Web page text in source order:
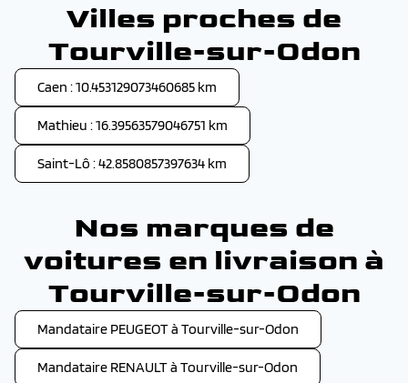
Villes proches de
Tourville-sur-Odon
Caen : 10.453129073460685 km
Mathieu : 16.39563579046751 km
Saint-Lô : 42.8580857397634 km
Nos marques de
voitures en livraison à
Tourville-sur-Odon
Mandataire PEUGEOT à Tourville-sur-Odon
Mandataire RENAULT à Tourville-sur-Odon